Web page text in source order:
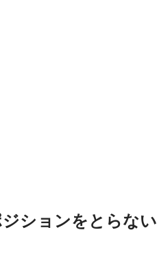
ションをとらない